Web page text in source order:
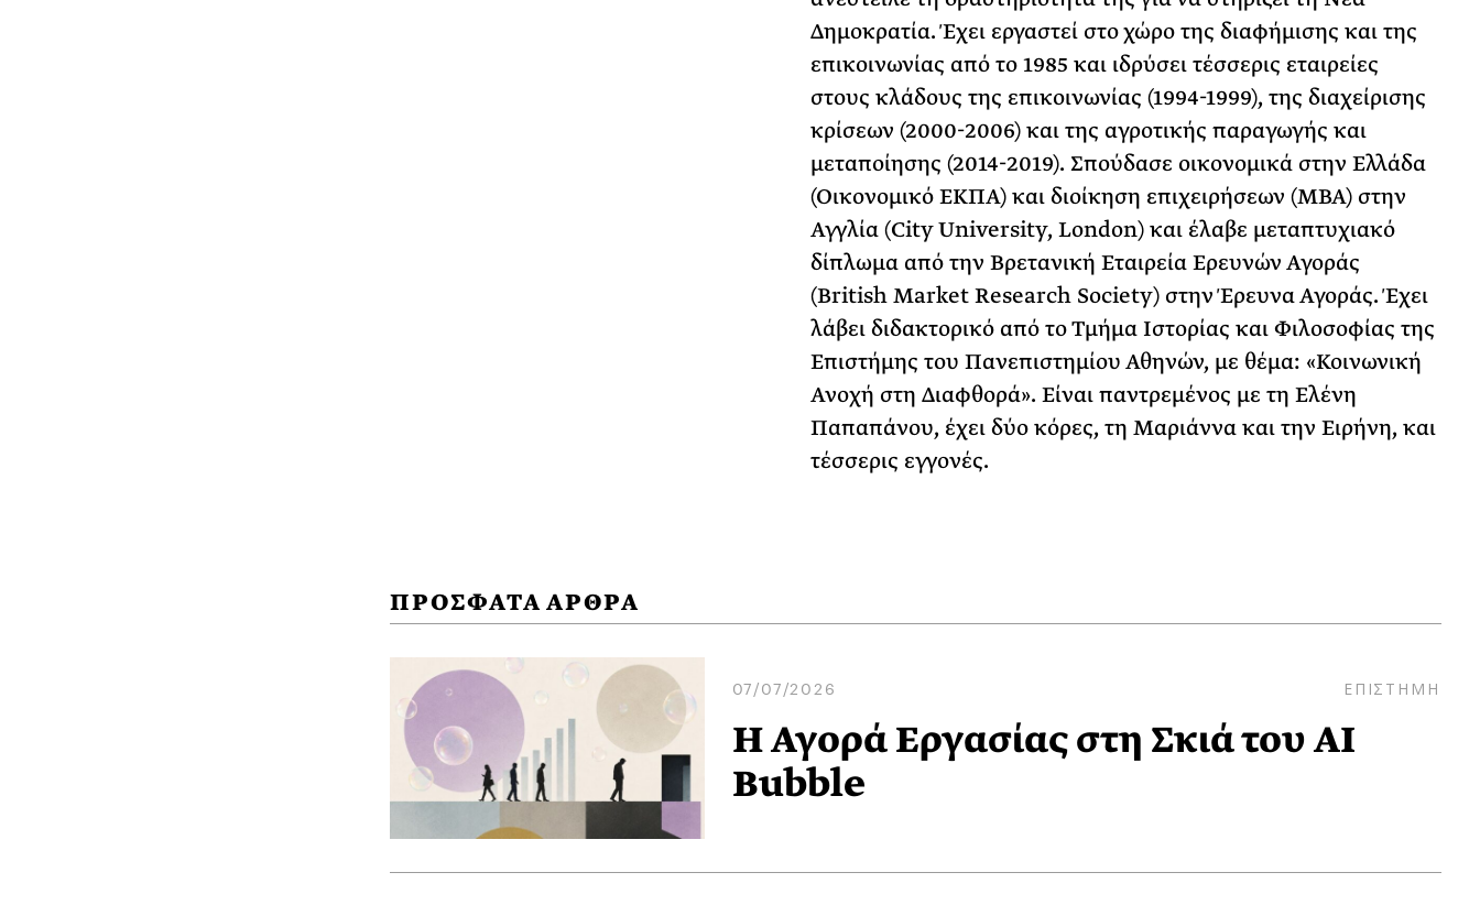
Δημοκρατία. Έχει εργαστεί στο χώρο της διαφήμισης και της
επικοινωνίας από το 1985 και ιδρύσει τέσσερις εταιρείες
στους κλάδους της επικοινωνίας (1994-1999), της διαχείρισης
κρίσεων (2000-2006) και της αγροτικής παραγωγής και
μεταποίησης (2014-2019). Σπούδασε οικονομικά στην Ελλάδα
(Οικονομικό ΕΚΠΑ) και διοίκηση επιχειρήσεων (ΜΒΑ) στην
Αγγλία (City University, London) και έλαβε μεταπτυχιακό
δίπλωμα από την Βρετανική Εταιρεία Ερευνών Αγοράς
(British Market Research Society) στην Έρευνα Αγοράς. Έχει
λάβει διδακτορικό από το Τμήμα Ιστορίας και Φιλοσοφίας της
Επιστήμης του Πανεπιστημίου Αθηνών, με θέμα: «Κοινωνική
Ανοχή στη Διαφθορά». Είναι παντρεμένος με τη Ελένη
Παπαπάνου, έχει δύο κόρες, τη Μαριάννα και την Ειρήνη, και
τέσσερις εγγονές.
ΠΡΟΣΦΑΤΑ ΑΡΘΡΑ
07/07/2026 ΕΠΙΣΤΗΜΗ
Η Αγορά Εργασίας στη Σκιά του AI
Bubble